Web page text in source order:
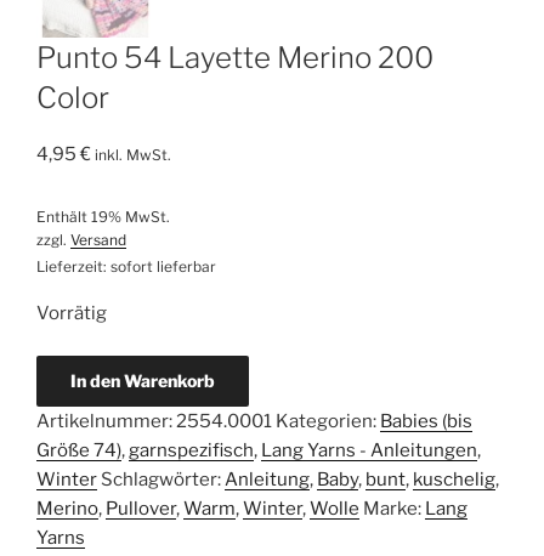
Punto 54 Layette Merino 200
Color
4,95€ inkl. MwSt.
Enthält 19% MwSt.
zzgl. Versand
Lieferzeit: sofort lieferbar
Vorrätig
Punto
Layette
Merino
200
Color
Menge
In den Warenkorb
Artikelnummer:2554.0001 Kategorien: Babies (bis
Größe 74),garnspezifisch, Lang Yarns - Anleitungen,
Winter Schlagwörter:Anleitung, Baby, bunt, kuschelig,
Merino, Pullover,Warm,Winter,Wolle Marke: Lang
Yarns